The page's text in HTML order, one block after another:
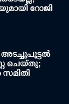
റോജി
അടച്ചുപൂട്ടൽ
ചെയ്തു;
സമിതി